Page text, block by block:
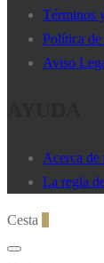
Términos
Política
Aviso
Acerca de
La regla
Cesta